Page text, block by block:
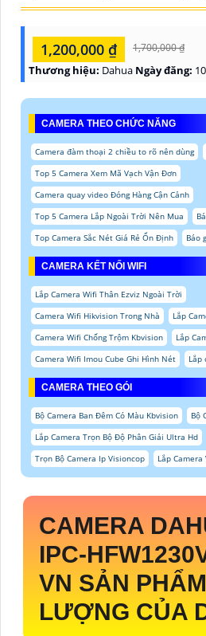
1,200,000 ₫ 1,700,000 ₫
Thương hiệu: Dahua Ngày đăng:
CAMERA THEO CHỨC NĂNG
Camera đàm thoại 2 chiều to rõ nên dùng
Top 5 Camera Xem Mã Vạch Vận Đơn
Camera quay video Đóng Hàng Cận Cảnh
Top 5 Camera Lắp Ngoài Trời Nên Mua
Top Camera Sắc Nét Giá Rẻ Ổn Định
Báo
CAMERA KẾT NỐI WIFI
Lắp Camera Wifi Thân Ezviz Ngoài Trời
Camera Wifi Hikvision Trong Nhà
Lắp
Camera Wifi Chống Trộm Kbvision
Lắp
Camera Wifi Imou Cube Ghi Hình Nét
Lắp
CAMERA THEO GÓI
Bộ Camera Ban Đêm Có Màu Kbvision
Bộ
Lắp Camera Trọn Bộ Độ Phân Giải Ultra Hd
Trọn Bộ Camera Ip Visioncop
Lắp
CAMERA
IPC-
VN SẢN
LƯỢNG CỦA